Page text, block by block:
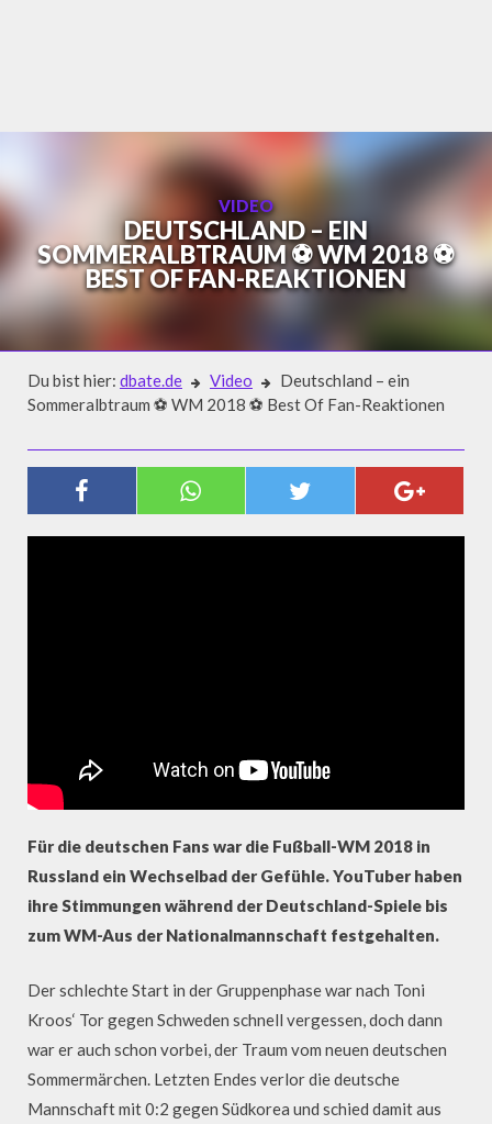
VIDEO
DEUTSCHLAND – EIN
SOMMERALBTRAUM ⚽ WM 2018 ⚽
BEST OF FAN-REAKTIONEN
Du bist hier: dbate.de Video
Deutschland – ein
Sommeralbtraum ⚽ WM 2018 ⚽ Best Of Fan-Reaktionen
DEUTSCHLAND – EIN
SOMMERALBTRAUM ⚽ WM 2018
⚽ BEST OF FAN-REAKTIONEN
Für die deutschen Fans war die Fußball-WM 2018 in
Russland ein Wechselbad der Gefühle. YouTuber haben
ihre Stimmungen während der Deutschland-Spiele bis
zum WM-Aus der Nationalmannschaft festgehalten.
Der schlechte Start in der Gruppenphase war nach Toni
Kroos‘ Tor gegen Schweden schnell vergessen, doch dann
war er auch schon vorbei, der Traum vom neuen deutschen
Sommermärchen. Letzten Endes verlor die deutsche
Mannschaft mit 0:2 gegen Südkorea und schied damit aus